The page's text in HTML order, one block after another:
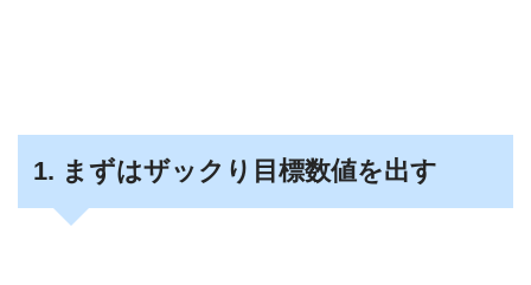
1. まずはザックり目標数値を出す